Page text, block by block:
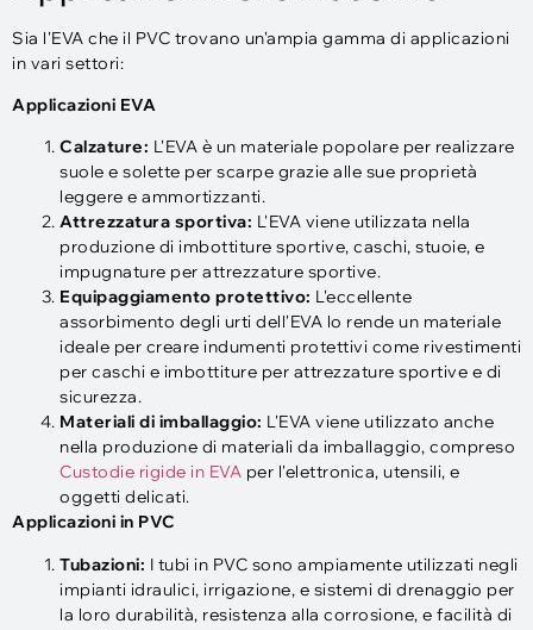
Sia l'EVA che il PVC trovano un'ampia gamma di applicazioni
in vari settori:
Applicazioni EVA
Calzature: L'EVA è un materiale popolare per realizzare
suole e solette per scarpe grazie alle sue proprietà
leggere e ammortizzanti.
Attrezzatura sportiva: L'EVA viene utilizzata nella
produzione di imbottiture sportive, caschi, stuoie, e
impugnature per attrezzature sportive.
Equipaggiamento protettivo: L'eccellente
assorbimento degli urti dell'EVA lo rende un materiale
ideale per creare indumenti protettivi come rivestimenti
per caschi e imbottiture per attrezzature sportive e di
sicurezza.
Materiali di imballaggio: L'EVA viene utilizzato anche
nella produzione di materiali da imballaggio, compreso
Custodie rigide in EVA per l'elettronica, utensili, e
oggetti delicati.
Applicazioni in PVC
Tubazioni: I tubi in PVC sono ampiamente utilizzati negli
impianti idraulici, irrigazione, e sistemi di drenaggio per
la loro durabilità, resistenza alla corrosione, e facilità di